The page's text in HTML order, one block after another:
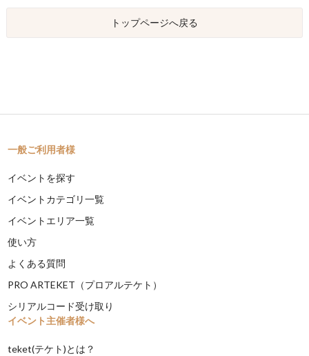
トップページへ戻る
一般ご利用者様
イベントを探す
イベントカテゴリ一覧
イベントエリア一覧
使い方
よくある質問
PRO ARTEKET（プロアルテケト）
シリアルコード受け取り
イベント主催者様へ
teket(テケト)とは？